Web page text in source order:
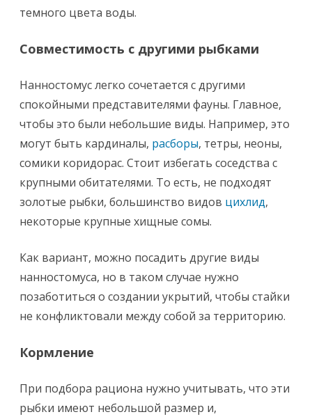
темного цвета воды.
Совместимость с другими рыбками
Нанностомус легко сочетается с другими
спокойными представителями фауны. Главное,
чтобы это были небольшие виды. Например, это
могут быть кардиналы, расборы, тетры, неоны,
сомики коридорас. Стоит избегать соседства с
крупными обитателями. То есть, не подходят
золотые рыбки, большинство видов цихлид,
некоторые крупные хищные сомы.
Как вариант, можно посадить другие виды
нанностомуса, но в таком случае нужно
позаботиться о создании укрытий, чтобы стайки
не конфликтовали между собой за территорию.
Кормление
При подбора рациона нужно учитывать, что эти
рыбки имеют небольшой размер и,